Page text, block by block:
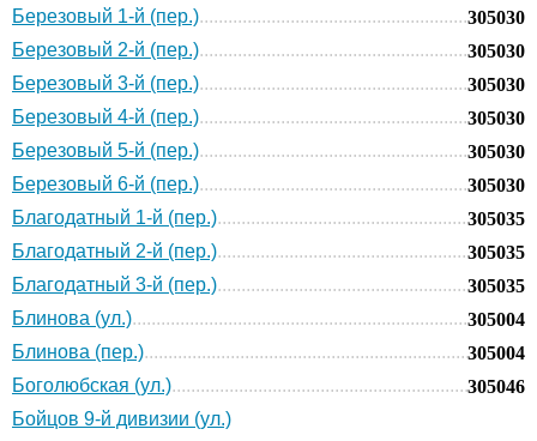
Березовый 1-й (пер.)
305030
Березовый 2-й (пер.)
305030
Березовый 3-й (пер.)
305030
Березовый 4-й (пер.)
305030
Березовый 5-й (пер.)
305030
Березовый 6-й (пер.)
305030
Благодатный 1-й (пер.)
305035
Благодатный 2-й (пер.)
305035
Благодатный 3-й (пер.)
305035
Блинова (ул.)
305004
Блинова (пер.)
305004
Боголюбская (ул.)
305046
Бойцов 9-й дивизии (ул.)